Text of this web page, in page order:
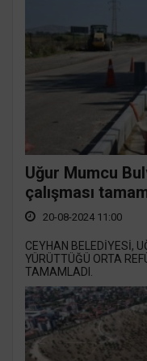
Uğur Mumcu
çalışması
20-08-2024 11:00
CEYHAN BELEDİYESİ,
YÜRÜTTÜĞÜ ORTA
TAMAMLADI.